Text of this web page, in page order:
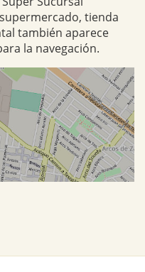
tienda
también aparece
la navegación.